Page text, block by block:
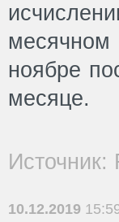
месячном
ноябре
месяце.
Источник:
10.12.2019